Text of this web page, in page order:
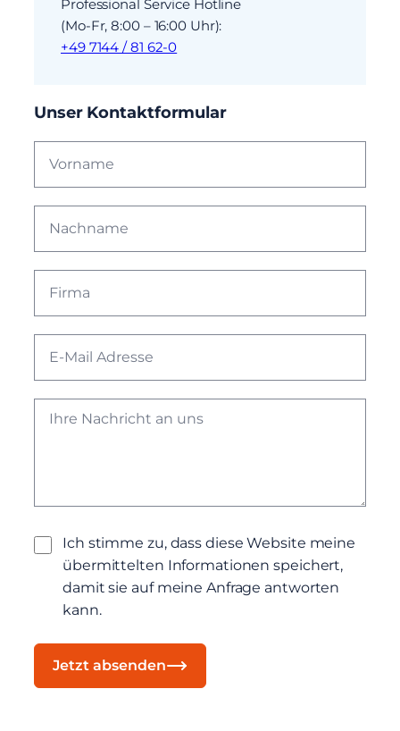
Professional Service Hotline
(Mo-Fr, 8:00 – 16:00 Uhr):
+49 7144 / 81 62-0
Unser Kontaktformular
Ich stimme zu, dass diese Website meine
übermittelten Informationen speichert,
damit sie auf meine Anfrage antworten
kann.
Jetzt absenden